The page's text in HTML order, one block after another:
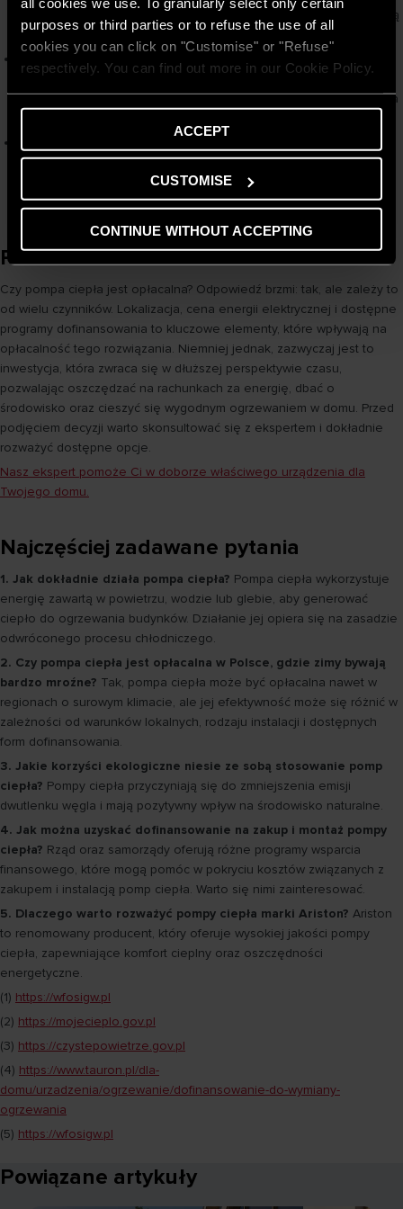
purposes or third parties or to refuse the use of all
cookies you can click on "Customise" or "Refuse"
respectively. You can find out more in our Cookie Policy.
ACCEPT
CUSTOMISE
CONTINUE WITHOUT ACCEPTING
ciepła do podgrzewania wody użytkowej, wyróżniająca się wysoką
efektywnością i wydajnością.
Ariston Nimbus Compact S Net R32
energooszczędna powietrzna pompa ciepła która charakteryzuje
się wysoką wydajnością oraz możliwością sterowania zdalnego za
hybrydowe urządzenie grzewcze, składające się z pompy ciepła i
kotła gazowego, które gwarantuje nie tylko komfort cieplny, ale
również znaczące obniżenie rachunków.
Podsumowanie
Czy pompa ciepła jest opłacalna? Odpowiedź brzmi: tak, ale zależy to
od wielu czynników. Lokalizacja, cena energii elektrycznej i dostępne
programy dofinansowania to kluczowe elementy, które wpływają na
opłacalność tego rozwiązania. Niemniej jednak, zazwyczaj jest to
inwestycja, która zwraca się w dłuższej perspektywie czasu,
pozwalając oszczędzać na rachunkach za energię, dbać o
środowisko oraz cieszyć się wygodnym ogrzewaniem w domu. Przed
podjęciem decyzji warto skonsultować się z ekspertem i dokładnie
rozważyć dostępne opcje.
Nasz ekspert pomoże Ci w doborze właściwego urządzenia dla
Twojego domu.
Najczęściej zadawane pytania
1. Jak dokładnie działa pompa ciepła? Pompa ciepła wykorzystuje
energię zawartą w powietrzu, wodzie lub glebie, aby generować
ciepło do ogrzewania budynków. Działanie jej opiera się na zasadzie
odwróconego procesu chłodniczego.
2. Czy pompa ciepła jest opłacalna w Polsce, gdzie zimy bywają
bardzo mroźne? Tak, pompa ciepła może być opłacalna nawet w
regionach o surowym klimacie, ale jej efektywność może się różnić w
zależności od warunków lokalnych, rodzaju instalacji i dostępnych
form dofinansowania.
3. Jakie korzyści ekologiczne niesie ze sobą stosowanie pomp
ciepła? Pompy ciepła przyczyniają się do zmniejszenia emisji
dwutlenku węgla i mają pozytywny wpływ na środowisko naturalne.
4. Jak można uzyskać dofinansowanie na zakup i montaż pompy
ciepła? Rząd oraz samorządy oferują różne programy wsparcia
finansowego, które mogą pomóc w pokryciu kosztów związanych z
zakupem i instalacją pomp ciepła. Warto się nimi zainteresować.
5. Dlaczego warto rozważyć pompy ciepła marki Ariston? Ariston
to renomowany producent, który oferuje wysokiej jakości pompy
ciepła, zapewniające komfort cieplny oraz oszczędności
energetyczne.
(1) https://wfosigw.pl
(2) https://mojecieplo.gov.pl
(3) https://czystepowietrze.gov.pl
(4) https://www.tauron.pl/dla-
domu/urzadzenia/ogrzewanie/dofinansowanie-do-wymiany-
ogrzewania
(5) https://wfosigw.pl
Powiązane artykuły